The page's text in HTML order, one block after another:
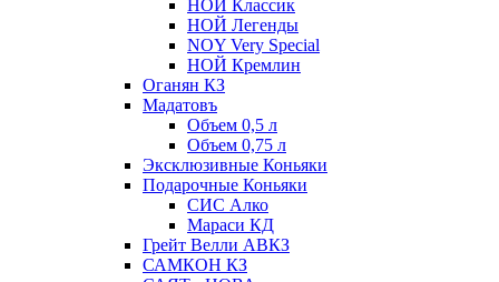
НОЙ Классик
НОЙ Легенды
NOY Very Speсial
НОЙ Кремлин
Оганян КЗ
Мадатовъ
Объем 0,5 л
Объем 0,75 л
Эксклюзивные Коньяки
Подарочные Коньяки
СИС Алко
Мараси КД
Грейт Велли АВКЗ
САМКОН КЗ